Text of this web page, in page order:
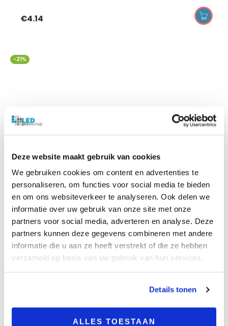
Deze website maakt gebruik van cookies
We gebruiken cookies om content en advertenties te
personaliseren, om functies voor social media te bieden
en om ons websiteverkeer te analyseren. Ook delen we
informatie over uw gebruik van onze site met onze
partners voor social media, adverteren en analyse. Deze
partners kunnen deze gegevens combineren met andere
informatie die u aan ze heeft verstrekt of die ze hebben
verzameld op basis van uw gebruik van hun services.
Details tonen
ALLES TOESTAAN
€4.14
-21%